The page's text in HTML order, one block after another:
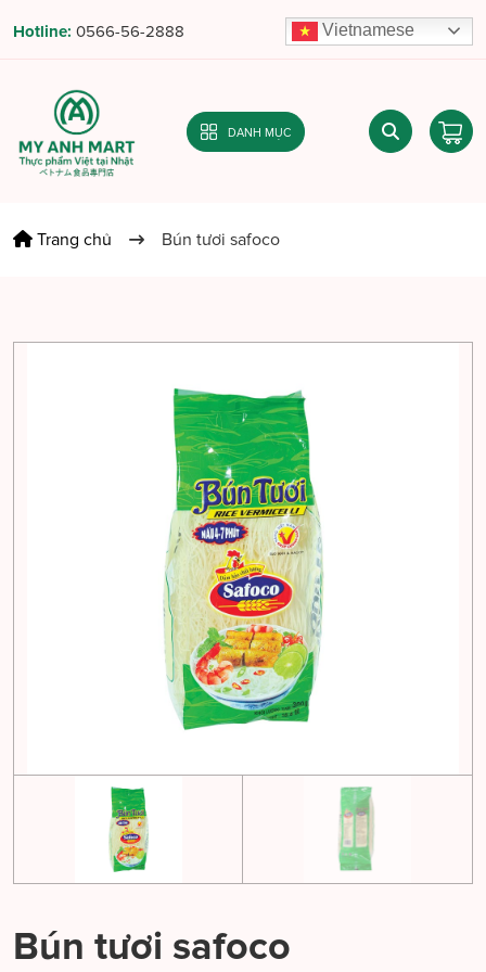
Hotline: 0566-56-2888 Vietnamese
DANH MỤC
Trang chủ Bún tươi safoco
Bún tươi safoco